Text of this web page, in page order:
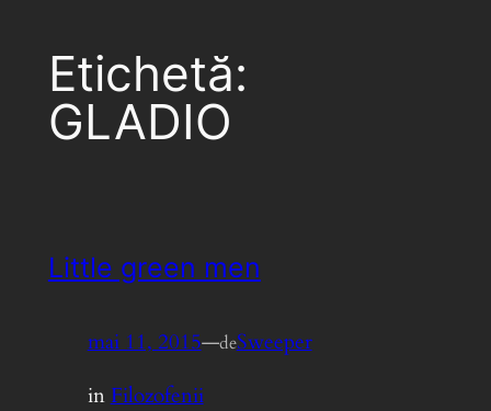
Etichetă:
GLADIO
Little green men
mai 11, 2015—deSweeper
in Filozofenii